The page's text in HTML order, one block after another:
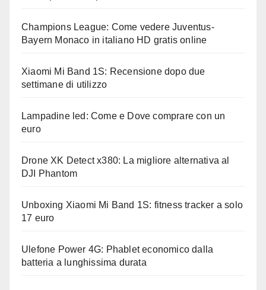
Champions League: Come vedere Juventus-
Bayern Monaco in italiano HD gratis online
Xiaomi Mi Band 1S: Recensione dopo due
settimane di utilizzo
Lampadine led: Come e Dove comprare con un
euro
Drone XK Detect x380: La migliore alternativa al
DJI Phantom
Unboxing Xiaomi Mi Band 1S: fitness tracker a solo
17 euro
Ulefone Power 4G: Phablet economico dalla
batteria a lunghissima durata